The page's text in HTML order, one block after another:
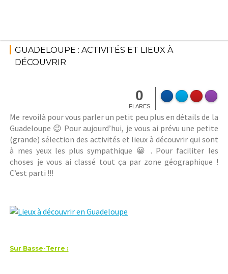
2017
GUADELOUPE : ACTIVITÉS ET LIEUX À
DÉCOUVRIR
0
FLARES
Me revoilà pour vous parler un petit peu plus en détails de la
Guadeloupe 😉 Pour aujourd’hui, je vous ai prévu une petite
(grande) sélection des activités et lieux à découvrir qui sont
à mes yeux les plus sympathique 😀 . Pour faciliter les
choses je vous ai classé tout ça par zone géographique !
C’est parti !!!
Sur Basse-Terre :